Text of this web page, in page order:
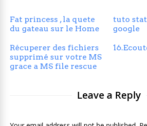
Fat princess , la quete
du gateau sur le Home
tuto
google
Récuperer des fichiers
supprimé sur votre MS
grace a MS file rescue
Leave a Reply